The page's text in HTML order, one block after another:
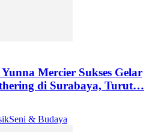
Mercier Sukses Gelar
di Surabaya, Turut…
Seni & Budaya